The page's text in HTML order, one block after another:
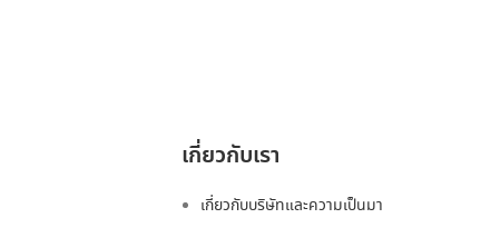
เกี่ยวกับเรา
เกี่ยวกับบริษัทและความเป็นมา